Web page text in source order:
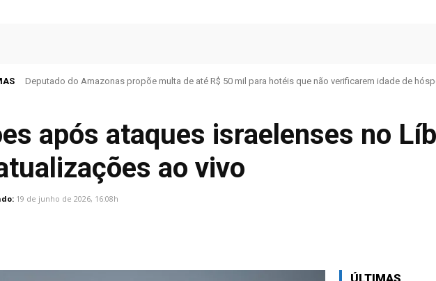
Deputado do Amazonas propõe multa de até R$ 50 mil para hotéis que não verificarem idade de
após ataques israelenses no
ao vivo
19 de junho de 2026, 16:08h